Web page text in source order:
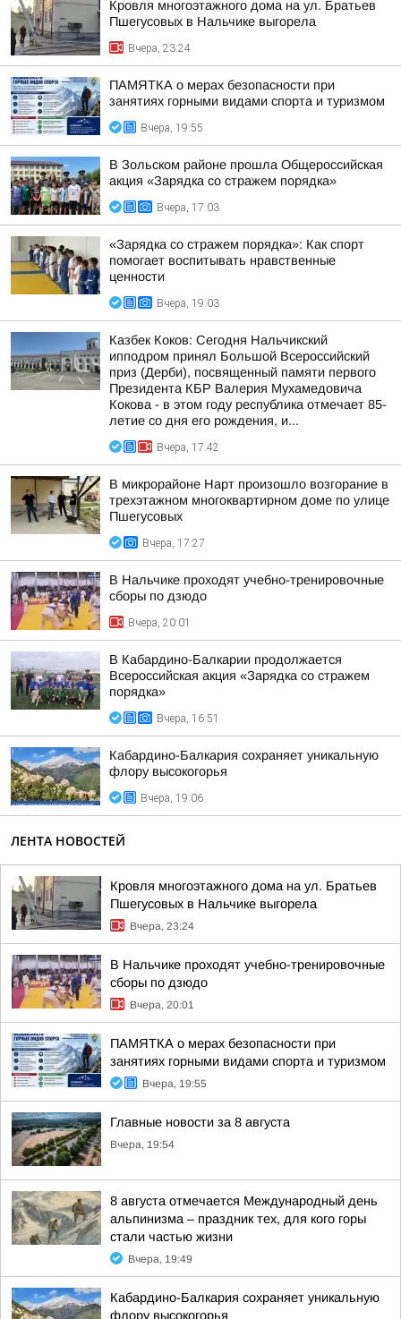
Кровля многоэтажного дома на ул. Братьев
Пшегусовых в Нальчике выгорела
Вчера, 23:24
ПАМЯТКА о мерах безопасности при
занятиях горными видами спорта и туризмом
Вчера, 19:55
В Зольском районе прошла Общероссийская
акция «Зарядка со стражем порядка»
Вчера, 17:03
«Зарядка со стражем порядка»: Как спорт
помогает воспитывать нравственные
ценности
Вчера, 19:03
Казбек Коков: Сегодня Нальчикский
ипподром принял Большой Всероссийский
приз (Дерби), посвященный памяти первого
Президента КБР Валерия Мухамедовича
Кокова - в этом году республика отмечает 85-
летие со дня его рождения, и...
Вчера, 17:42
В микрорайоне Нарт произошло возгорание в
трехэтажном многоквартирном доме по улице
Пшегусовых
Вчера, 17:27
В Нальчике проходят учебно-тренировочные
сборы по дзюдо
Вчера, 20:01
В Кабардино-Балкарии продолжается
Всероссийская акция «Зарядка со стражем
порядка»
Вчера, 16:51
Кабардино-Балкария сохраняет уникальную
флору высокогорья
Вчера, 19:06
ЛЕНТА НОВОСТЕЙ
Кровля многоэтажного дома на ул. Братьев
Пшегусовых в Нальчике выгорела
Вчера, 23:24
В Нальчике проходят учебно-тренировочные
сборы по дзюдо
Вчера, 20:01
ПАМЯТКА о мерах безопасности при
занятиях горными видами спорта и туризмом
Вчера, 19:55
Главные новости за 8 августа
Вчера, 19:54
8 августа отмечается Международный день
альпинизма – праздник тех, для кого горы
стали частью жизни
Вчера, 19:49
Кабардино-Балкария сохраняет уникальную
флору высокогорья